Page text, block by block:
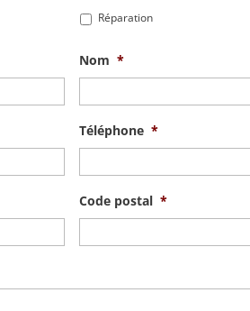
Réparation
Nom *
Téléphone *
Code postal *